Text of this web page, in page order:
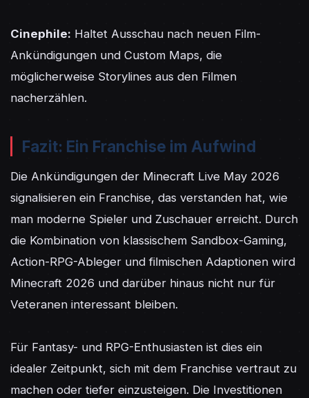
Cinephile: Haltet Ausschau nach neuen Film-
Ankündigungen und Custom Maps, die
möglicherweise Storylines aus den Filmen
nacherzählen.
Fazit: Ein Franchise im Aufwind
Die Ankündigungen der Minecraft Live May 2026
signalisieren ein Franchise, das verstanden hat, wie
man moderne Spieler und Zuschauer erreicht. Durch
die Kombination von klassischem Sandbox-Gaming,
Action-RPG-Ableger und filmischen Adaptionen wird
Minecraft 2026 und darüber hinaus nicht nur für
Veteranen interessant bleiben.
Für Fantasy- und RPG-Enthusiasten ist dies ein
idealer Zeitpunkt, sich mit dem Franchise vertraut zu
machen oder tiefer einzusteigen. Die Investitionen